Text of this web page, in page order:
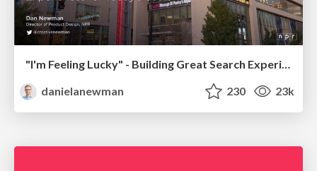
"I'm Feeling Lucky" - Building Great Search Experiences for Today's Users (#IAC19)
danielanewman
230 23k